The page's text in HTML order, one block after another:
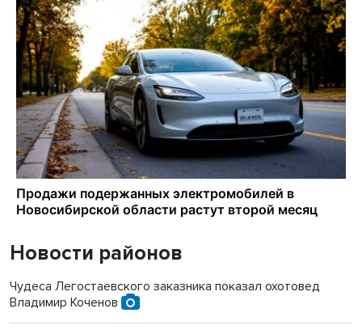
Новости районов
Чудеса Легостаевского заказника показал охотовед
Владимир Коченов